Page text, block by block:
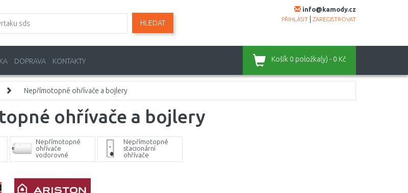
info@kamody.cz
PŘIHLÁSIT ZAREGISTROVAT
HLEDAT
DOPRAVA KONTAKTY Košík 0 položka(y) - 0 Kč
Nepřímotopné ohřívače a bojlery
ohřívače a bojlery
Nepřímotopné
ohřívače
vodorovné
Nepřímotopné
stacionární
ohřívače